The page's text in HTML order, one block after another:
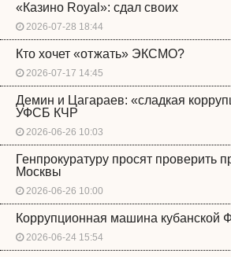
«Казино Royal»: сдал своих
2026-07-28 18:44
Кто хочет «отжать» ЭКСМО?
2026-07-17 14:45
Демин и Цагараев: «сладкая
УФСБ КЧР
2026-06-26 10:03
Генпрокуратуру просят проверить
Москвы
2026-06-26 10:00
Коррупционная машина кубанской
2026-06-24 15:54